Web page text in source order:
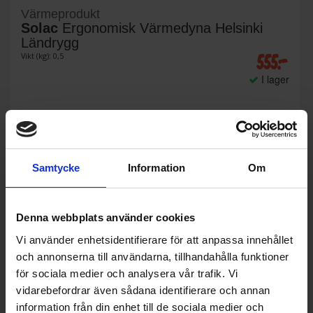
Samtycke Information Om
Denna webbplats använder cookies
Vi använder enhetsidentifierare för att anpassa innehållet
och annonserna till användarna, tillhandahålla funktioner
för sociala medier och analysera vår trafik. Vi
vidarebefordrar även sådana identifierare och annan
information från din enhet till de sociala medier och
Värmeprodukt
Solac Ergonomisk Värmedyna Helsinki
Ländrygg
Vikt (kg): 0,5 555:-
I lager
KÖP